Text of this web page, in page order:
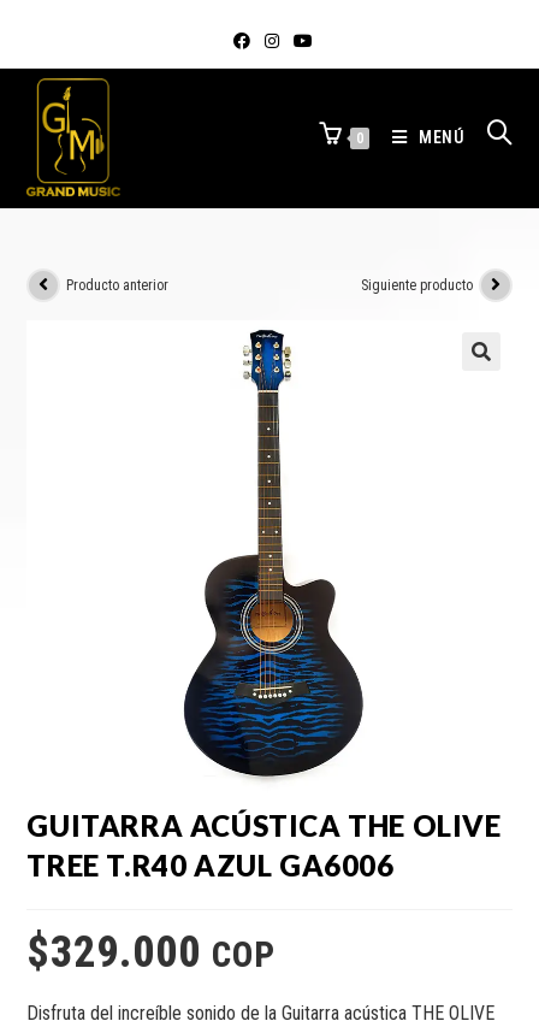
0 MENÚ
Producto anterior Siguiente producto
GUITARRA ACÚSTICA THE OLIVE
TREE T.R40 AZUL GA6006
$329.000 COP
Disfruta del increíble sonido de la Guitarra acústica THE OLIVE